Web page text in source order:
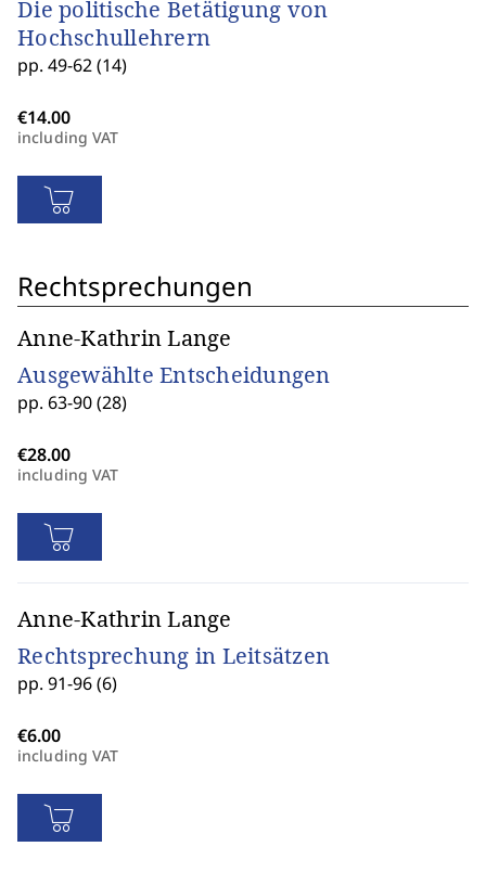
Die politische Betätigung von
Hochschullehrern
pp. 49-62 (14)
including VAT
Rechtsprechungen
Anne-Kathrin Lange
Ausgewählte Entscheidungen
pp. 63-90 (28)
including VAT
Anne-Kathrin Lange
Rechtsprechung in Leitsätzen
pp. 91-96 (6)
including VAT